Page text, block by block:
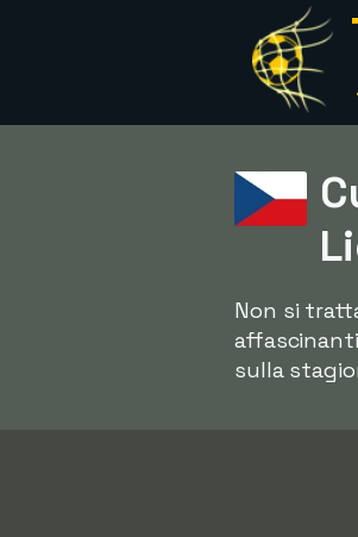
Non si
sulla